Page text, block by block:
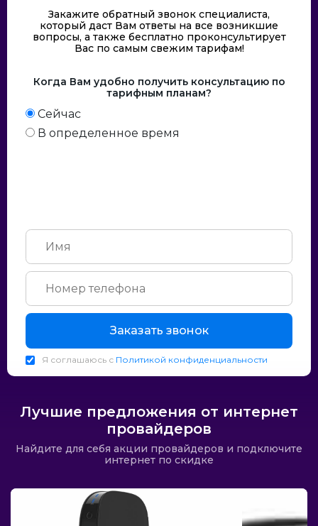
Закажите обратный звонок специалиста,
который даст Вам ответы на все возникшие
вопросы, а также бесплатно проконсультирует
Вас по самым свежим тарифам!
Когда Вам удобно получить консультацию по
тарифным планам?
Сейчас
В определенное время
Заказать звонок
Я соглашаюсь с Политикой конфиденциальности
Лучшие предложения от интернет
провайдеров
Найдите для себя акции провайдеров и подключите
интернет по скидке